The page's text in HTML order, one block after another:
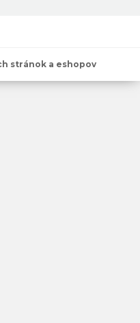
stránok a eshopov